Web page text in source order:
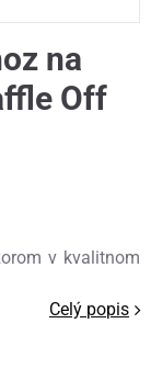
na
Off
v kvalitnom
Celý popis